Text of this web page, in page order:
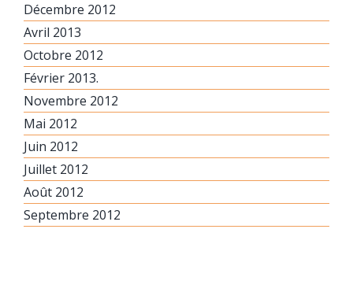
Décembre 2012
Avril 2013
Octobre 2012
Février 2013.
Novembre 2012
Mai 2012
Juin 2012
Juillet 2012
Août 2012
Septembre 2012